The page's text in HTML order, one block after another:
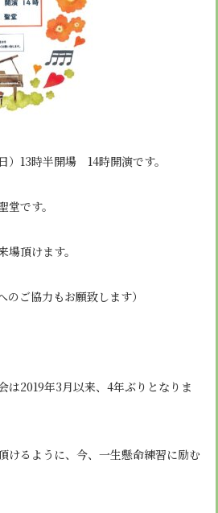
） 13時半開場 14時開演です。
です。
頂けます。
のご協力もお願致します）
は2019年3月以来、 4年ぶりとなりま
けるように、今、一生懸命練習に励む